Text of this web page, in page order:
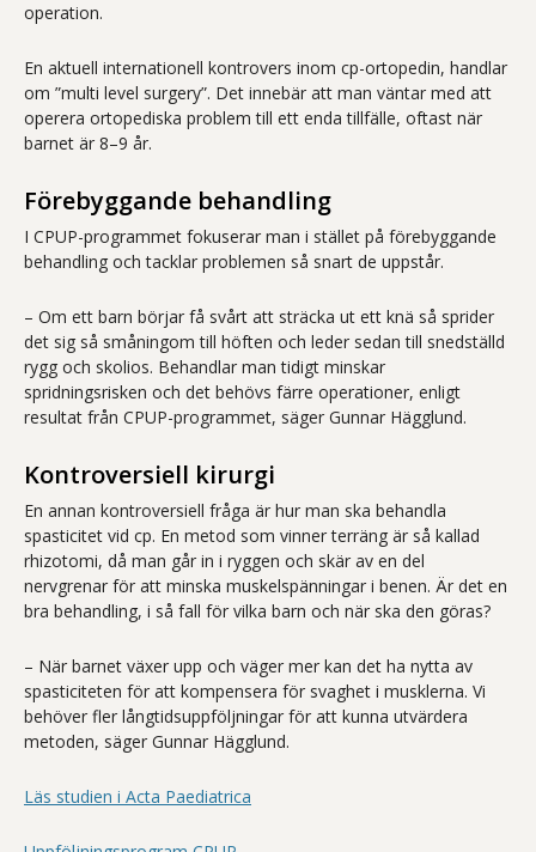
operation.
En aktuell internationell kontrovers inom cp-ortopedin, handlar
om ”multi level surgery”. Det innebär att man väntar med att
operera ortopediska problem till ett enda tillfälle, oftast när
barnet är 8–9 år.
Förebyggande behandling
I CPUP-programmet fokuserar man i stället på förebyggande
behandling och tacklar problemen så snart de uppstår.
– Om ett barn börjar få svårt att sträcka ut ett knä så sprider
det sig så småningom till höften och leder sedan till snedställd
rygg och skolios. Behandlar man tidigt minskar
spridningsrisken och det behövs färre operationer, enligt
resultat från CPUP-programmet, säger Gunnar Hägglund.
Kontroversiell kirurgi
En annan kontroversiell fråga är hur man ska behandla
spasticitet vid cp. En metod som vinner terräng är så kallad
rhizotomi, då man går in i ryggen och skär av en del
nervgrenar för att minska muskelspänningar i benen. Är det en
bra behandling, i så fall för vilka barn och när ska den göras?
– När barnet växer upp och väger mer kan det ha nytta av
spasticiteten för att kompensera för svaghet i musklerna. Vi
behöver fler långtidsuppföljningar för att kunna utvärdera
metoden, säger Gunnar Hägglund.
Läs studien i Acta Paediatrica